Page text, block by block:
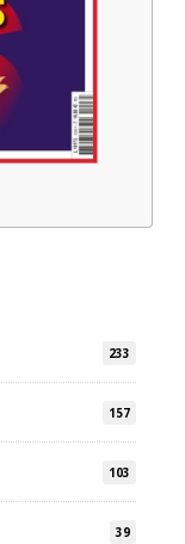
233
157
103
39